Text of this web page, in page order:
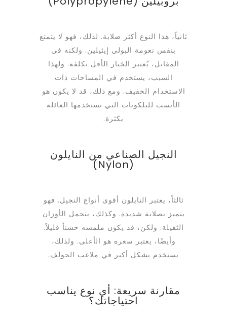
ثانياً، هذا النوع أكثر صلابة. لذلك، فهو لا يتمتع
بنفس نعومة البولي إيثيلين. ولكنه في
المقابل، يُعتبر الخيار الأقل تكلفة. ولهذا
السبب، يستخدم في المساحات ذات
الاستخدام الخفيف. ومع ذلك، قد لا يكون هو
الأنسب للبلكونات التي تستخدمها العائلة
بكثرة.
النجيل الصناعي من النايلون
(Nylon)
ثالثاً، يعتبر النايلون أقوى أنواع النجيل. فهو
يتميز بصلابة شديدة. وكذلك، يتحمل الأوزان
الثقيلة. ولكن، قد يكون ملمسه خشناً قليلاً.
وأيضًا، يعتبر سعره هو الأعلى. ولذلك،
يستخدم بشكل أكبر في ملاعب الجولف.
مقارنة سريعة: أي نوع يناسب
احتياجاتك؟